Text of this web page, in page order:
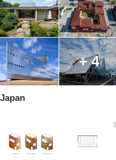
+ 4
Japan